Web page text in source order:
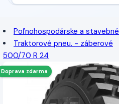
Poľnohospodárske a stavebné
Traktorové pneu. - záberové
500/70 R 24
Doprava zdarma